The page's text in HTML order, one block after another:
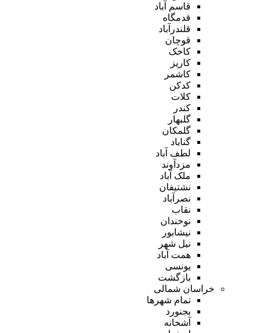
قاسم آباد
قدمگاه
قلندرآباد
قوچان
کاخک
کاریز
کاشمر
کدکن
کلات
کندر
گلبهار
گلمکان
گناباد
لطف آباد
مزدآوند
ملک آباد
نشتیفان
نصرآباد
نقاب
نوخندان
نیشابور
نیل شهر
همت آباد
یونسی
بازگشت
خراسان شمالی
تمام شهر‌ها
بجنورد
آشخانه